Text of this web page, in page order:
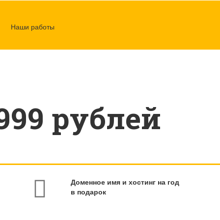
Наши работы
рублей
Доменное имя и хостинг на год
в подарок